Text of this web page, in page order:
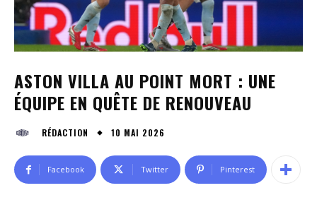
ASTON VILLA AU POINT MORT : UNE
ÉQUIPE EN QUÊTE DE RENOUVEAU
RÉDACTION 10 MAI 2026
Facebook Twitter Pinterest